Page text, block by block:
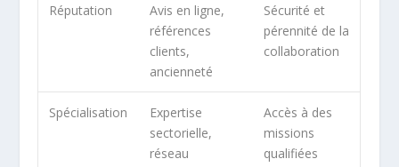
Réputation
Avis en ligne,
références
clients,
ancienneté
Sécurité et
pérennité de la
collaboration
Spécialisation
Expertise
sectorielle,
réseau
Accès à des
missions
qualifiées